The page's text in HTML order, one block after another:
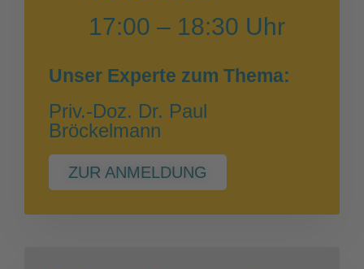
17:00 – 18:30 Uhr
Unser Experte zum Thema:
Priv.-Doz. Dr. Paul
Bröckelmann
ZUR ANMELDUNG